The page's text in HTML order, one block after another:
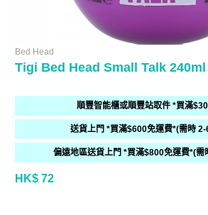
Bed Head
Tigi Bed Head Small Talk 240ml
順豐智能櫃或順豐站取件 *買滿
送貨上門 *買滿$600免運費*(需時
偏遠地區送貨上門 *買滿$800免運費*(需
HK$ 72